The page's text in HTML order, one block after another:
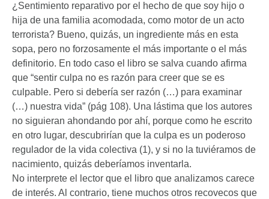
¿Sentimiento reparativo por el hecho de que soy hijo o
hija de una familia acomodada, como motor de un acto
terrorista? Bueno, quizás, un ingrediente más en esta
sopa, pero no forzosamente el más importante o el más
definitorio. En todo caso el libro se salva cuando afirma
que “sentir culpa no es razón para creer que se es
culpable. Pero si debería ser razón (…) para examinar
(…) nuestra vida” (pág 108). Una lástima que los autores
no siguieran ahondando por ahí, porque como he escrito
en otro lugar, descubrirían que la culpa es un poderoso
regulador de la vida colectiva (1), y si no la tuviéramos de
nacimiento, quizás deberíamos inventarla.
No interprete el lector que el libro que analizamos carece
de interés. Al contrario, tiene muchos otros recovecos que